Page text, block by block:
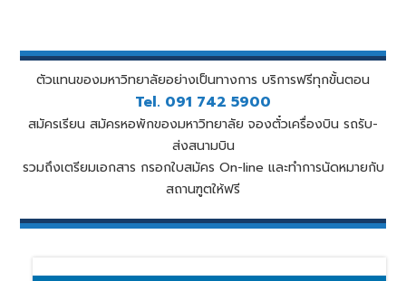
ตัวแทนของมหาวิทยาลัยอย่างเป็นทางการ บริการฟรีทุกขั้นตอน
Tel. 091 742 5900
สมัครเรียน สมัครหอพักของมหาวิทยาลัย จองตั๋วเครื่องบิน รถรับ-
ส่งสนามบิน
รวมถึงเตรียมเอกสาร กรอกใบสมัคร On-line และทำการนัดหมายกับ
สถานฑูตให้ฟรี